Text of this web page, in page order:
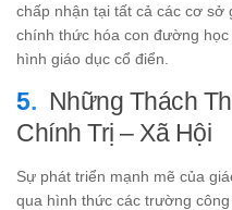
chấp nhận tại tất cả các cơ sở
chính thức hóa con đường
hình giáo dục cổ điển.
Những Thách
Chính Trị – Xã Hội
Sự phát triển mạnh mẽ của
qua hình thức các trường